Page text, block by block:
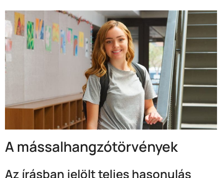
A mássalhangzótörvények
Az írásban jelölt teljes hasonulás